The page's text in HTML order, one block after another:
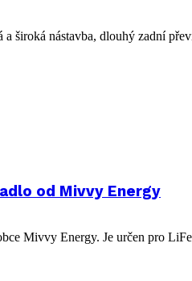
široká nástavba, dlouhý zadní
od Mivvy Energy
Mivvy Energy. Je určen pro